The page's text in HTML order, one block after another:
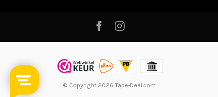
© Copyright 2026 Tape-Deal.com